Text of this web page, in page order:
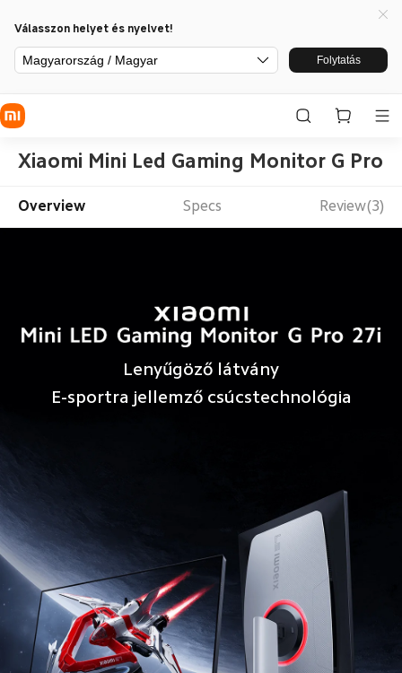
Válasszon helyet és nyelvet!
Magyarország / Magyar Folytatás
Xiaomi Mini Led Gaming Monitor G Pro
Overview Specs Review(3)
Lenyűgöző látvány
E-sportra jellemző csúcstechnológia